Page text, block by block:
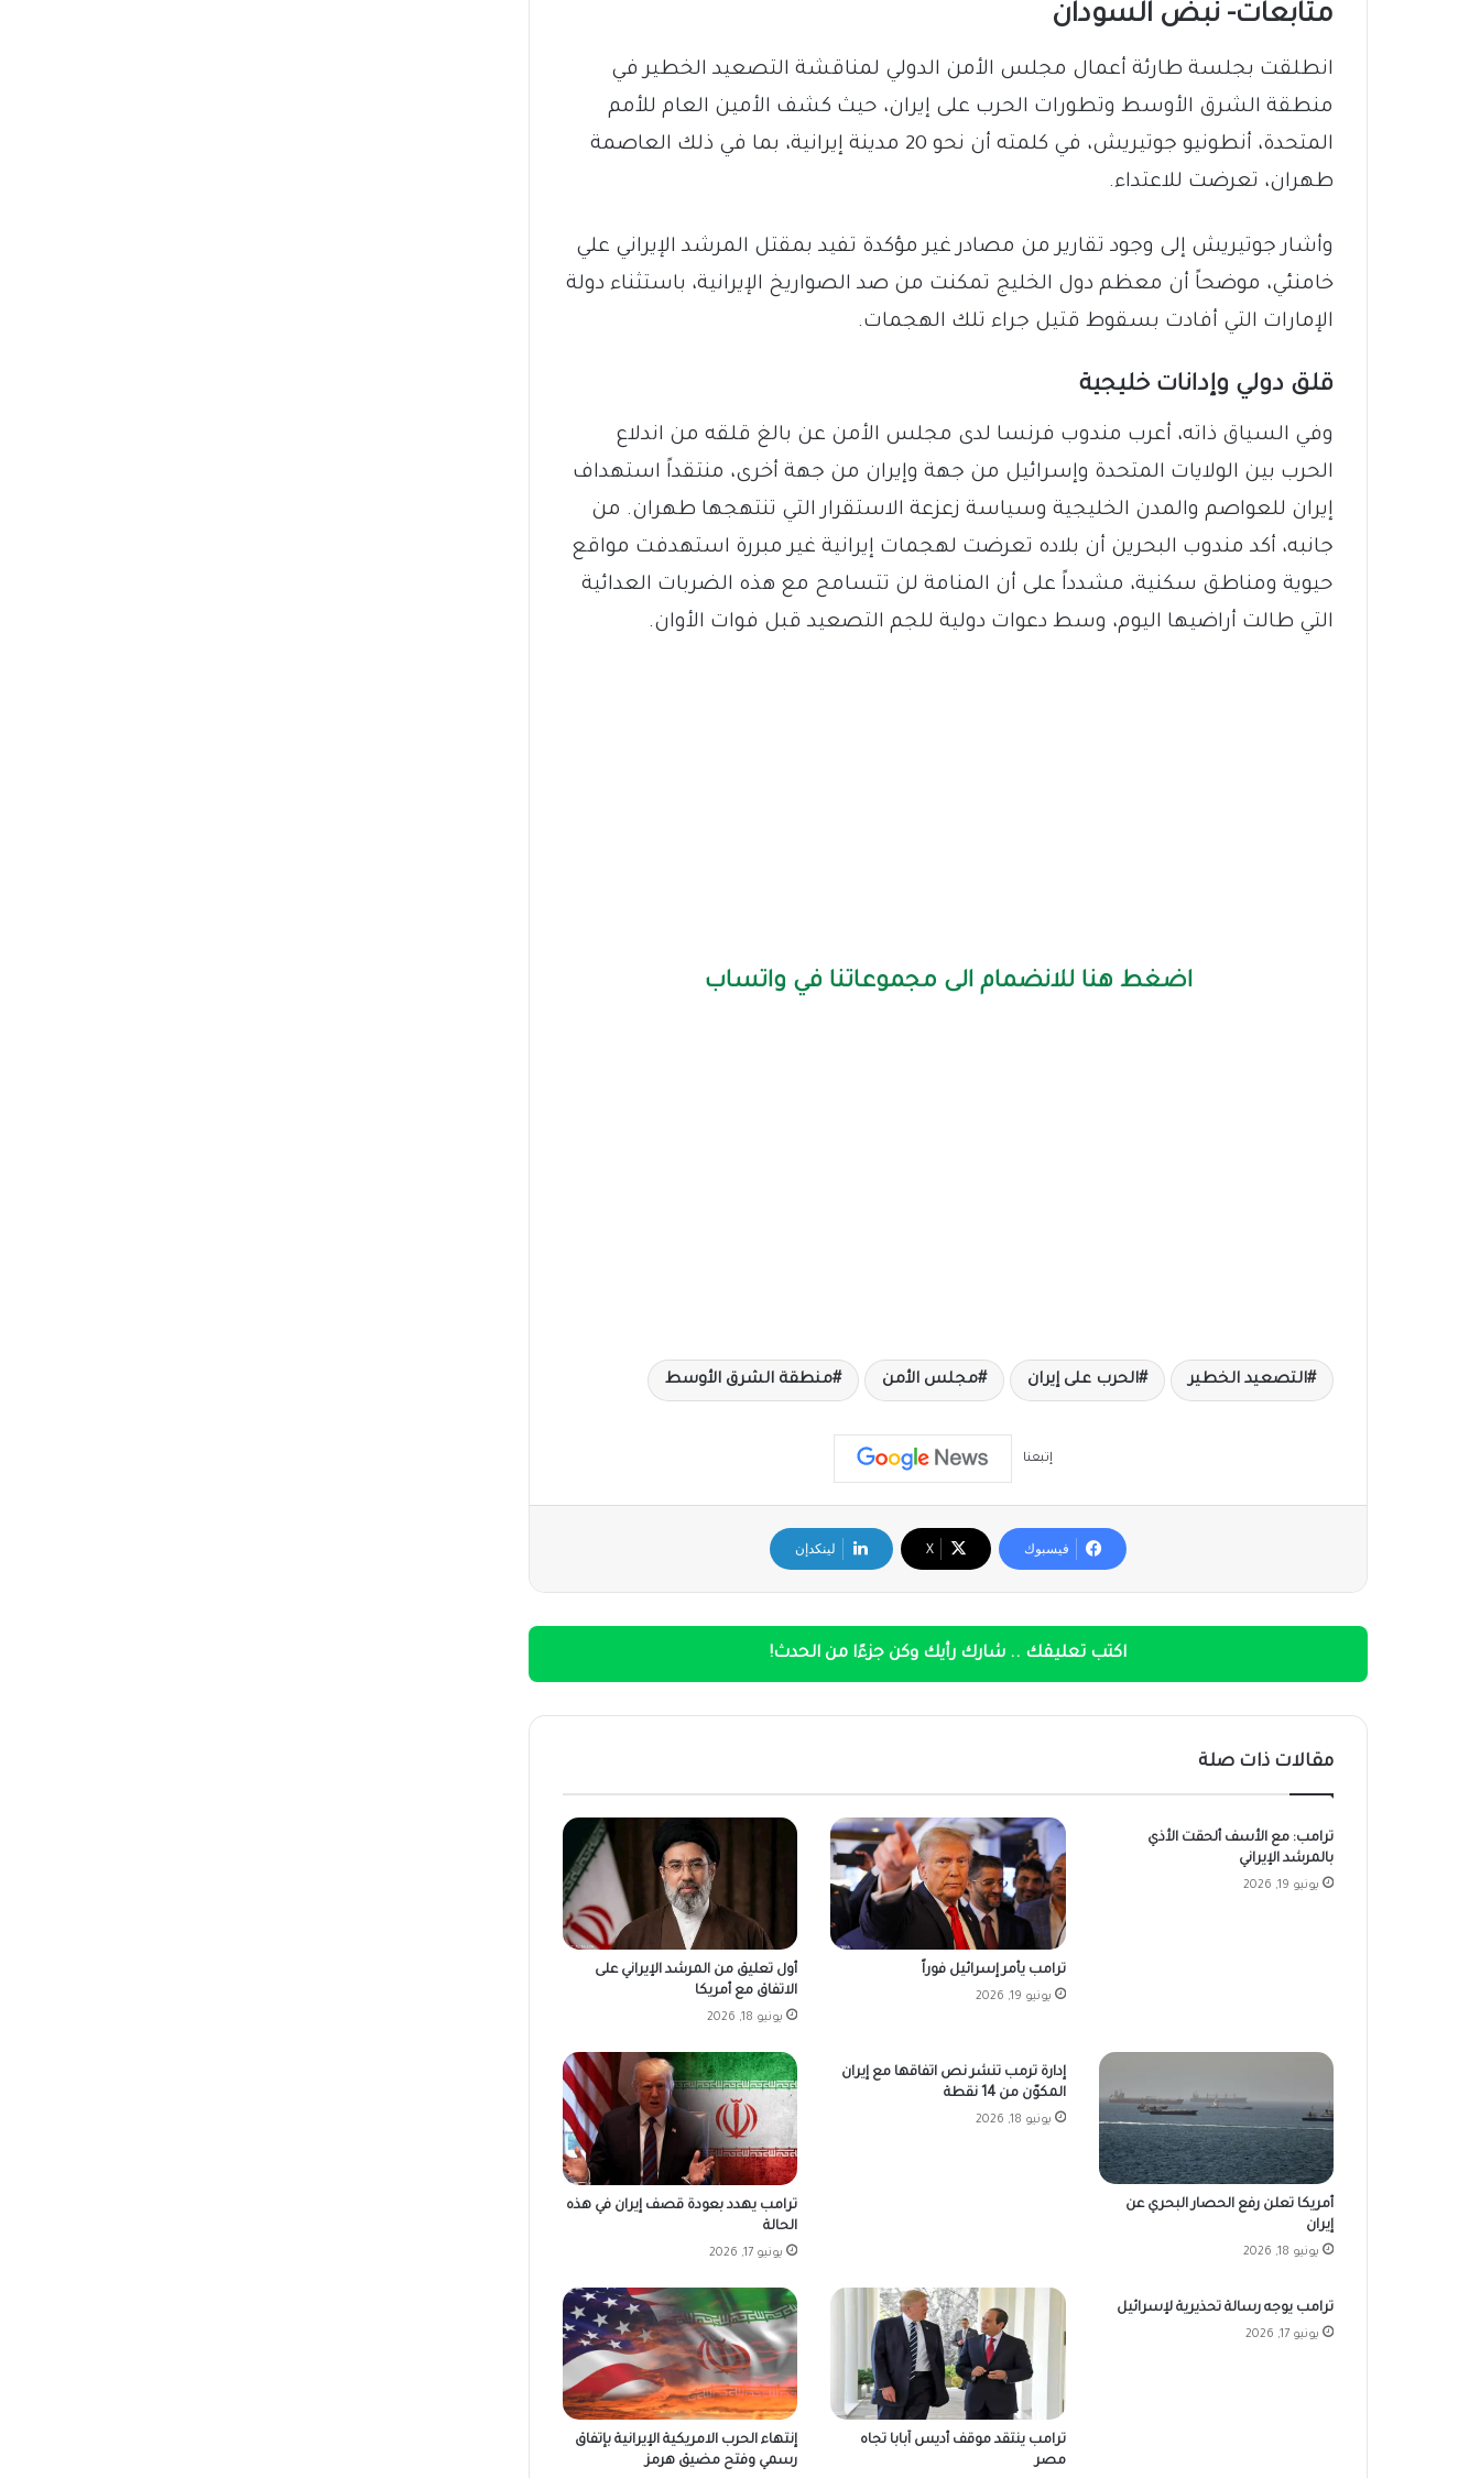
متابعات- نبض السودان
​انطلقت بجلسة طارئة أعمال مجلس الأمن الدولي لمناقشة التصعيد الخطير في
منطقة الشرق الأوسط وتطورات الحرب على إيران، حيث كشف الأمين العام للأمم
المتحدة، أنطونيو جوتيريش، في كلمته أن نحو 20 مدينة إيرانية، بما في ذلك العاصمة
طهران، تعرضت للاعتداء.
وأشار جوتيريش إلى وجود تقارير من مصادر غير مؤكدة تفيد بمقتل المرشد الإيراني علي
خامنئي، موضحاً أن معظم دول الخليج تمكنت من صد الصواريخ الإيرانية، باستثناء دولة
الإمارات التي أفادت بسقوط قتيل جراء تلك الهجمات.
​قلق دولي وإدانات خليجية
​وفي السياق ذاته، أعرب مندوب فرنسا لدى مجلس الأمن عن بالغ قلقه من اندلاع
الحرب بين الولايات المتحدة وإسرائيل من جهة وإيران من جهة أخرى، منتقداً استهداف
إيران للعواصم والمدن الخليجية وسياسة زعزعة الاستقرار التي تنتهجها طهران. من
جانبه، أكد مندوب البحرين أن بلاده تعرضت لهجمات إيرانية غير مبررة استهدفت مواقع
حيوية ومناطق سكنية، مشدداً على أن المنامة لن تتسامح مع هذه الضربات العدائية
التي طالت أراضيها اليوم، وسط دعوات دولية للجم التصعيد قبل فوات الأوان.
اضغط هنا للانضمام الى مجموعاتنا في واتساب
التصعيد الخطير الحرب على إيران مجلس الأمن منطقة الشرق الأوسط
إتبعنا
فيسبوك ‫X لينكدإن
اكتب تعليقك .. شارك رأيك وكن جزءًا من الحدث!
مقالات ذات صلة
ترامب: مع الأسف ألحقت الأذي
بالمرشد الإيراني
يونيو 19, 2026
ترامب يأمر إسرائيل فوراً
يونيو 19, 2026
أول تعليق من المرشد الإيراني على
الاتفاق مع أمريكا
يونيو 18, 2026
أمريكا تعلن رفع الحصار البحري عن
إيران
يونيو 18, 2026
إدارة ترمب تنشر نص اتفاقها مع إيران
المكوّن من 14 نقطة
يونيو 18, 2026
ترامب يهدد بعودة قصف إيران في هذه
الحالة
يونيو 17, 2026
ترامب يوجه رسالة تحذيرية لإسرائيل
يونيو 17, 2026
ترامب ينتقد موقف أديس آبابا تجاه
مصر
إنتهاء الحرب الامريكية الإيرانية بإتفاق
رسمي وفتح مضيق هرمز